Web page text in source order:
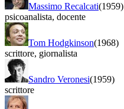
Massimo Recalcati(1959)
psicoanalista, docente
Tom Hodgkinson(1968)
scrittore, giornalista
Sandro Veronesi(1959)
scrittore